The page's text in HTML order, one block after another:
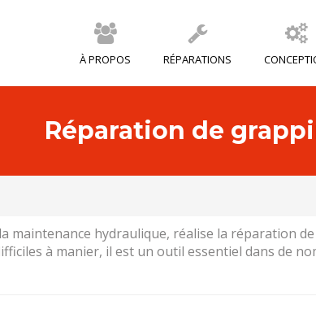
À PROPOS RÉPARATIONS
Réparation de
maintenance hydraulique, réalise la réparation
à manier, il est un outil essentiel dans de